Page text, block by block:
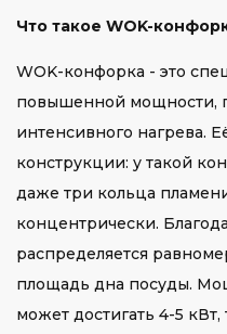
Что такое WOK-
WOK-конфорка - это
повышенной мощности,
интенсивного нагрева.
конструкции: у такой
даже три кольца
концентрически.
распределяется
площадь дна посуды.
может достигать 4-5